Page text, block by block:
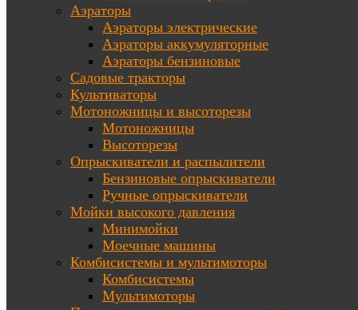
Аэраторы
Аэраторы электрические
Аэраторы аккумуляторные
Аэраторы бензиновые
Садовые тракторы
Культиваторы
Мотоножницы и высоторезы
Мотоножницы
Высоторезы
Опрыскиватели и распылители
Бензиновые опрыскиватели
Ручные опрыскиватели
Мойки высокого давления
Минимойки
Моечные машины
Комбисистемы и мультимоторы
Комбисистемы
Мультимоторы